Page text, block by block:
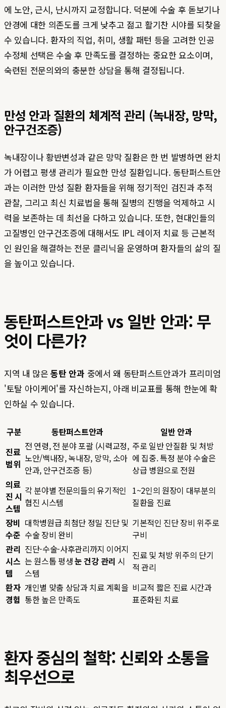
에 노안, 근시, 난시까지 교정합니다. 덕분에 수술 후 돋보기나
안경에 대한 의존도를 크게 낮추고 젊고 활기찬 시야를 되찾을
수 있습니다. 환자의 직업, 취미, 생활 패턴 등을 고려한 인공
수정체 선택은 수술 후 만족도를 결정하는 중요한 요소이며,
숙련된 전문의와의 충분한 상담을 통해 결정됩니다.
만성 안과 질환의 체계적 관리 (녹내장, 망막,
안구건조증)
녹내장이나 황반변성과 같은 망막 질환은 한 번 발병하면 완치
가 어렵고 평생 관리가 필요한 만성 질환입니다. 동탄퍼스트안
과는 이러한 만성 질환 환자들을 위해 정기적인 검진과 추적
관찰, 그리고 최신 치료법을 통해 질병의 진행을 억제하고 시
력을 보존하는 데 최선을 다하고 있습니다. 또한, 현대인들의
고질병인 안구건조증에 대해서도 IPL 레이저 치료 등 근본적
인 원인을 해결하는 전문 클리닉을 운영하며 환자들의 삶의 질
을 높이고 있습니다.
동탄퍼스트안과 vs 일반 안과: 무
엇이 다른가?
지역 내 많은동탄 안과 중에서 왜 동탄퍼스트안과가 프리미엄
'토탈 아이케어'를 자신하는지, 아래 비교표를 통해 한눈에 확
인하실 수 있습니다.
구분 동탄퍼스트안과
일반 안과
진료
범위
전 연령, 전 분야 포괄 (시력교정,
노안/백내장, 녹내장, 망막, 소아
안과, 안구건조증 등)
주로 일반 안질환 및 처방
에 집중. 특정 분야 수술은
상급 병원으로 전원
의료
진 시
스템
각 분야별 전문의들의 유기적인
협진 시스템
1~2인의 원장이 대부분의
질환을 진료
장비
수준
대학병원급 최첨단 정밀 진단 및
수술 장비 완비
기본적인 진단 장비 위주로
구비
관리
시스
템
진단-수술-사후관리까지 이어지
는 원스톱 평생눈 건강 관리 시
스템
진료 및 처방 위주의 단기
적 관리
환자
경험
개인별 맞춤 상담과 치료 계획을
통한 높은 만족도
비교적 짧은 진료 시간과
표준화된 치료
환자 중심의 철학: 신뢰와 소통을
최우선으로